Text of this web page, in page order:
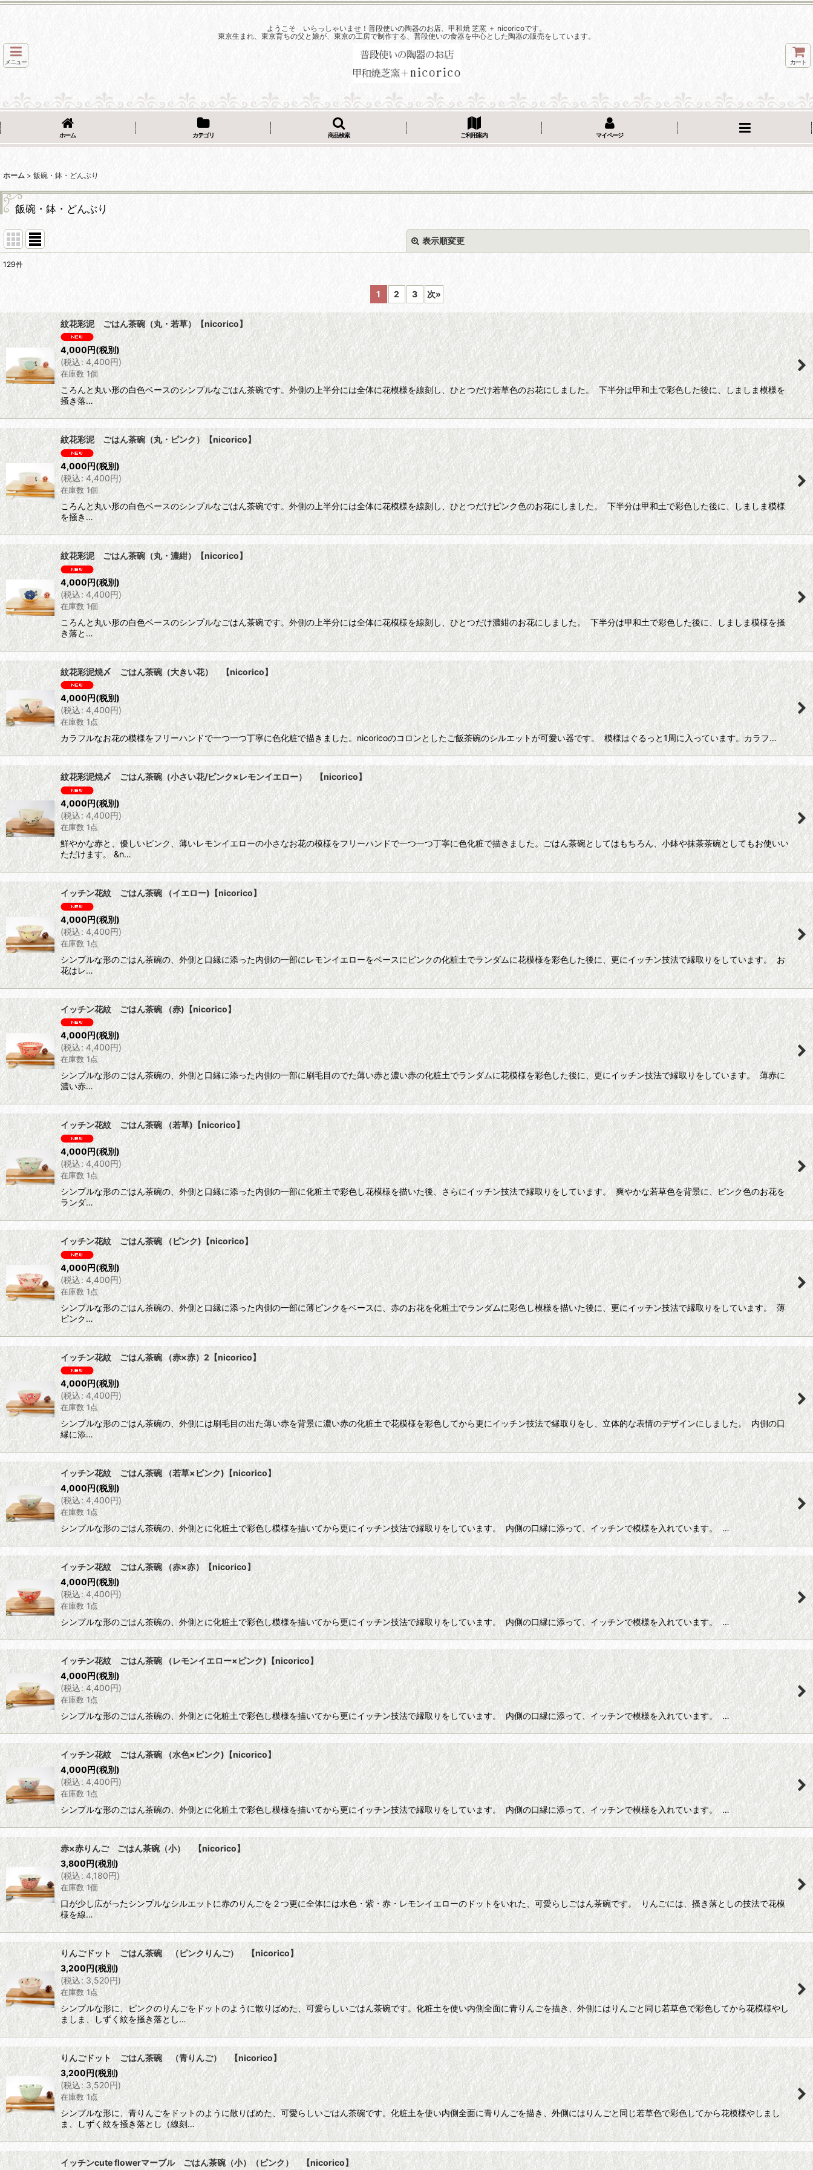
ようこそ いらっしゃいませ！普段使いの陶器のお店、甲和焼 芝窯 ＋ nicoricoです。
東京生まれ、東京育ちの父と娘が、東京の工房で制作する、普段使いの食器を中心とした陶器の販売をしています。
メニュー カート
ホーム カテゴリ 商品検索 ご利用案内 マイページ
ホーム > 飯碗・鉢・どんぶり
飯碗・鉢・どんぶり
表示順変更
並び順:
絞り込む
129件
1 2 3 次»
紋花彩泥 ごはん茶碗（丸・若草）【nicorico】
4,000円(税別)
(税込: 4,400円)
在庫数 1個
ころんと丸い形の白色ベースのシンプルなごはん茶碗です。外側の上半分には全体に花模様を線刻し、ひとつだけ若草色のお花にしました。 下半分は甲和土で彩色した後に、しましま模様を
掻き落…
紋花彩泥 ごはん茶碗（丸・ピンク）【nicorico】
4,000円(税別)
(税込: 4,400円)
在庫数 1個
ころんと丸い形の白色ベースのシンプルなごはん茶碗です。外側の上半分には全体に花模様を線刻し、ひとつだけピンク色のお花にしました。 下半分は甲和土で彩色した後に、しましま模様
を掻き…
紋花彩泥 ごはん茶碗（丸・濃紺）【nicorico】
4,000円(税別)
(税込: 4,400円)
在庫数 1個
ころんと丸い形の白色ベースのシンプルなごはん茶碗です。外側の上半分には全体に花模様を線刻し、ひとつだけ濃紺のお花にしました。 下半分は甲和土で彩色した後に、しましま模様を掻
き落と…
紋花彩泥焼〆 ごはん茶碗（大きい花） 【nicorico】
4,000円(税別)
(税込: 4,400円)
在庫数 1点
カラフルなお花の模様をフリーハンドで一つ一つ丁寧に色化粧で描きました。nicoricoのコロンとしたご飯茶碗のシルエットが可愛い器です。 模様はぐるっと1周に入っています。カラフ…
紋花彩泥焼〆 ごはん茶碗（小さい花/ピンク×レモンイエロー） 【nicorico】
4,000円(税別)
(税込: 4,400円)
在庫数 1点
鮮やかな赤と、優しいピンク、薄いレモンイエローの小さなお花の模様をフリーハンドで一つ一つ丁寧に色化粧で描きました。ごはん茶碗としてはもちろん、小鉢や抹茶茶碗としてもお使いい
ただけます。 &n…
イッチン花紋 ごはん茶碗 （イエロー)【nicorico】
4,000円(税別)
(税込: 4,400円)
在庫数 1点
シンプルな形のごはん茶碗の、外側と口縁に添った内側の一部にレモンイエローをベースにピンクの化粧土でランダムに花模様を彩色した後に、更にイッチン技法で縁取りをしています。 お
花はレ…
イッチン花紋 ごはん茶碗 （赤)【nicorico】
4,000円(税別)
(税込: 4,400円)
在庫数 1点
シンプルな形のごはん茶碗の、外側と口縁に添った内側の一部に刷毛目のでた薄い赤と濃い赤の化粧土でランダムに花模様を彩色した後に、更にイッチン技法で縁取りをしています。 薄赤に
濃い赤…
イッチン花紋 ごはん茶碗 （若草)【nicorico】
4,000円(税別)
(税込: 4,400円)
在庫数 1点
シンプルな形のごはん茶碗の、外側と口縁に添った内側の一部に化粧土で彩色し花模様を描いた後、さらにイッチン技法で縁取りをしています。 爽やかな若草色を背景に、ピンク色のお花を
ランダ…
イッチン花紋 ごはん茶碗 （ピンク)【nicorico】
4,000円(税別)
(税込: 4,400円)
在庫数 1点
シンプルな形のごはん茶碗の、外側と口縁に添った内側の一部に薄ピンクをベースに、赤のお花を化粧土でランダムに彩色し模様を描いた後に、更にイッチン技法で縁取りをしています。 薄
ピンク…
イッチン花紋 ごはん茶碗 （赤×赤）2【nicorico】
4,000円(税別)
(税込: 4,400円)
在庫数 1点
シンプルな形のごはん茶碗の、外側には刷毛目の出た薄い赤を背景に濃い赤の化粧土で花模様を彩色してから更にイッチン技法で縁取りをし、立体的な表情のデザインにしました。 内側の口
縁に添…
イッチン花紋 ごはん茶碗 （若草×ピンク)【nicorico】
4,000円(税別)
(税込: 4,400円)
在庫数 1点
シンプルな形のごはん茶碗の、外側とに化粧土で彩色し模様を描いてから更にイッチン技法で縁取りをしています。 内側の口縁に添って、イッチンで模様を入れています。 …
イッチン花紋 ごはん茶碗 （赤×赤）【nicorico】
4,000円(税別)
(税込: 4,400円)
在庫数 1点
シンプルな形のごはん茶碗の、外側とに化粧土で彩色し模様を描いてから更にイッチン技法で縁取りをしています。 内側の口縁に添って、イッチンで模様を入れています。 …
イッチン花紋 ごはん茶碗 （レモンイエロー×ピンク)【nicorico】
4,000円(税別)
(税込: 4,400円)
在庫数 1点
シンプルな形のごはん茶碗の、外側とに化粧土で彩色し模様を描いてから更にイッチン技法で縁取りをしています。 内側の口縁に添って、イッチンで模様を入れています。 …
イッチン花紋 ごはん茶碗 （水色×ピンク)【nicorico】
4,000円(税別)
(税込: 4,400円)
在庫数 1点
シンプルな形のごはん茶碗の、外側とに化粧土で彩色し模様を描いてから更にイッチン技法で縁取りをしています。 内側の口縁に添って、イッチンで模様を入れています。 …
赤×赤りんご ごはん茶碗（小） 【nicorico】
3,800円(税別)
(税込: 4,180円)
在庫数 1個
口が少し広がったシンプルなシルエットに赤のりんごを２つ更に全体には水色・紫・赤・レモンイエローのドットをいれた、可愛らしごはん茶碗です。 りんごには、掻き落としの技法で花模
様を線…
りんごドット ごはん茶碗 （ピンクりんご） 【nicorico】
3,200円(税別)
(税込: 3,520円)
在庫数 1点
シンプルな形に、ピンクのりんごをドットのように散りばめた、可愛らしいごはん茶碗です。化粧土を使い内側全面に青りんごを描き、外側にはりんごと同じ若草色で彩色してから花模様やし
ましま、しずく紋を掻き落とし…
りんごドット ごはん茶碗 （青りんご） 【nicorico】
3,200円(税別)
(税込: 3,520円)
在庫数 1点
シンプルな形に、青りんごをドットのように散りばめた、可愛らしいごはん茶碗です。化粧土を使い内側全面に青りんごを描き、外側にはりんごと同じ若草色で彩色してから花模様やしまし
ま、しずく紋を掻き落とし（線刻…
イッチンcute flowerマーブル ごはん茶碗（小）（ピンク） 【nicorico】